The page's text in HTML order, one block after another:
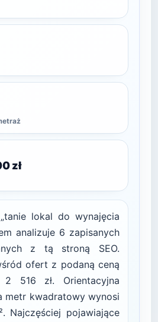
zł
lokal do wynajęcia
analizuje 6 zapisanych
z tą stroną SEO.
ofert z podaną ceną
2 516 zł. Orientacyjna
metr kwadratowy wynosi
Najczęściej pojawiające